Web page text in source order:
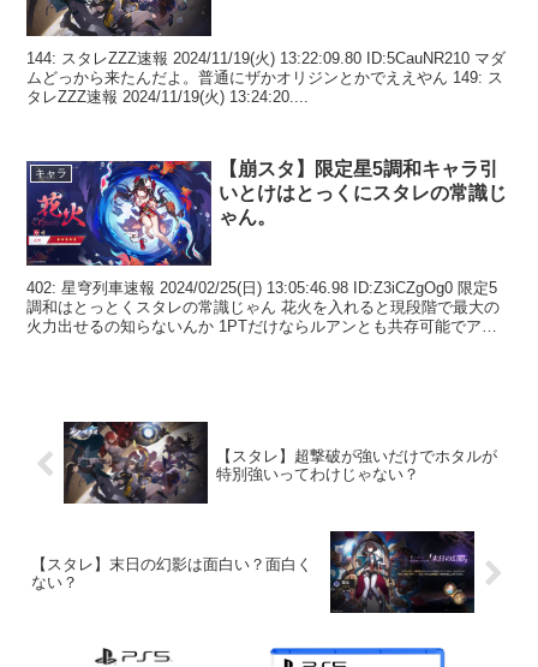
144: スタレZZZ速報 2024/11/19(火) 13:22:09.80 ID:5CauNR210 マダ
ムどっから来たんだよ。普通にザかオリジンとかでええやん 149: ス
タレZZZ速報 2024/11/19(火) 13:24:20....
キャラ
【崩スタ】限定星5調和キャラ引
いとけはとっくにスタレの常識じ
ゃん。
402: 星穹列車速報 2024/02/25(日) 13:05:46.98 ID:Z3iCZgOg0 限定5
調和はとっとくスタレの常識じゃん 花火を入れると現段階で最大の
火力出せるの知らないんか 1PTだけならルアンとも共存可能でアタ
【スタレ】超撃破が強いだけでホタルが
特別強いってわけじゃない？
【スタレ】末日の幻影は面白い？面白く
ない？